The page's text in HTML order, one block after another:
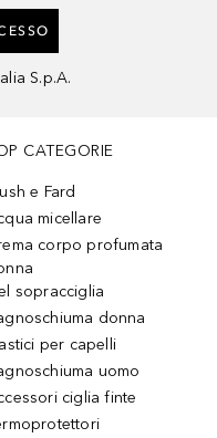
S.p.A.
CATEGORIE
e Fard
micellare
corpo profumata
sopracciglia
donna
per capelli
uomo
ciglia finte